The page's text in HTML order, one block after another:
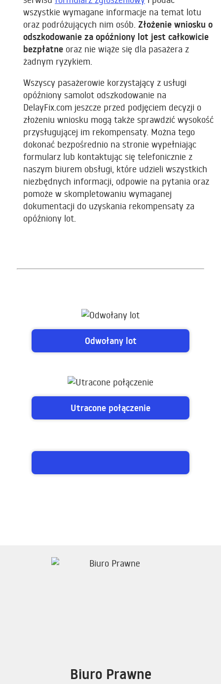
wszystkie wymagane informacje na temat lotu
oraz podróżujących nim osób. Złożenie wniosku o
odszkodowanie za opóźniony lot jest całkowicie
bezpłatne oraz nie wiąże się dla pasażera z
żadnym ryzykiem.
Wszyscy pasażerowie korzystający z usługi
opóźniony samolot odszkodowanie na
DelayFix.com jeszcze przed podjęciem decyzji o
złożeniu wniosku mogą także sprawdzić wysokość
przysługującej im rekompensaty. Można tego
dokonać bezpośrednio na stronie wypełniając
formularz lub kontaktując się telefonicznie z
naszym biurem obsługi, które udzieli wszystkich
niezbędnych informacji, odpowie na pytania oraz
pomoże w skompletowaniu wymaganej
dokumentacji do uzyskania rekompensaty za
opóźniony lot.
Odwołany lot
Utracone połączenie
Biuro Prawne